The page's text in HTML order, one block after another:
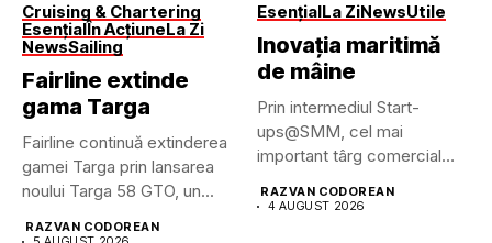
Cruising & Chartering
EsențialÎn AcțiuneLa Zi
NewsSailing
Fairline extinde
gama Targa
Fairline continuă extinderea
gamei Targa prin lansarea
noului Targa 58 GTO, un...
RAZVAN CODOREAN
EsențialLa ZiNewsUtile
Inovația maritimă
de mâine
Prin intermediul Start-
ups@SMM, cel mai
important târg comercial
RAZVAN CODOREAN
4 AUGUST 2026